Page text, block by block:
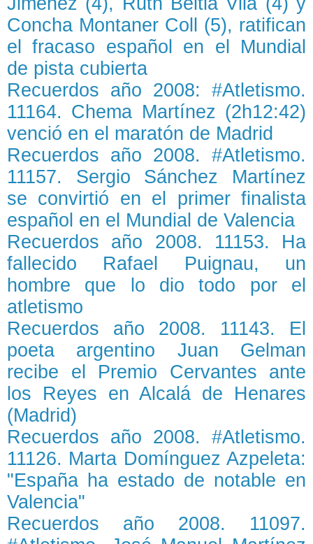
Concha Montaner Coll (5), ratifican
el fracaso español en el Mundial
de pista cubierta
Recuerdos año 2008: #Atletismo.
11164. Chema Martínez (2h12:42)
venció en el maratón de Madrid
Recuerdos año 2008. #Atletismo.
11157. Sergio Sánchez Martínez
se convirtió en el primer finalista
español en el Mundial de Valencia
Recuerdos año 2008. 11153. Ha
fallecido Rafael Puignau, un
hombre que lo dio todo por el
atletismo
Recuerdos año 2008. 11143. El
poeta argentino Juan Gelman
recibe el Premio Cervantes ante
los Reyes en Alcalá de Henares
(Madrid)
Recuerdos año 2008. #Atletismo.
11126. Marta Domínguez Azpeleta:
"España ha estado de notable en
Valencia"
Recuerdos año 2008. 11097.